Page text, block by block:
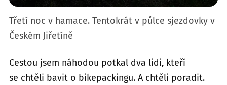
Třetí noc v hamace. Tentokrát v půlce sjezdovky v
Českém Jiřetíně
Cestou jsem náhodou potkal dva lidi, kteří
se chtěli bavit o bikepackingu. A chtěli poradit.